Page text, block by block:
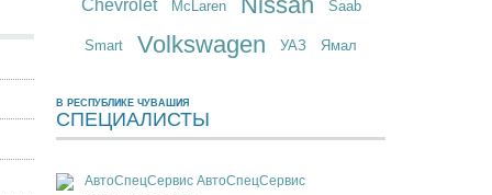
Chevrolet McLaren Saab
Smart Volkswagen УАЗ Ямал
В РЕСПУБЛИКЕ ЧУВАШИЯ
СПЕЦИАЛИСТЫ
АвтоСпецСервис АвтоСпецСервис